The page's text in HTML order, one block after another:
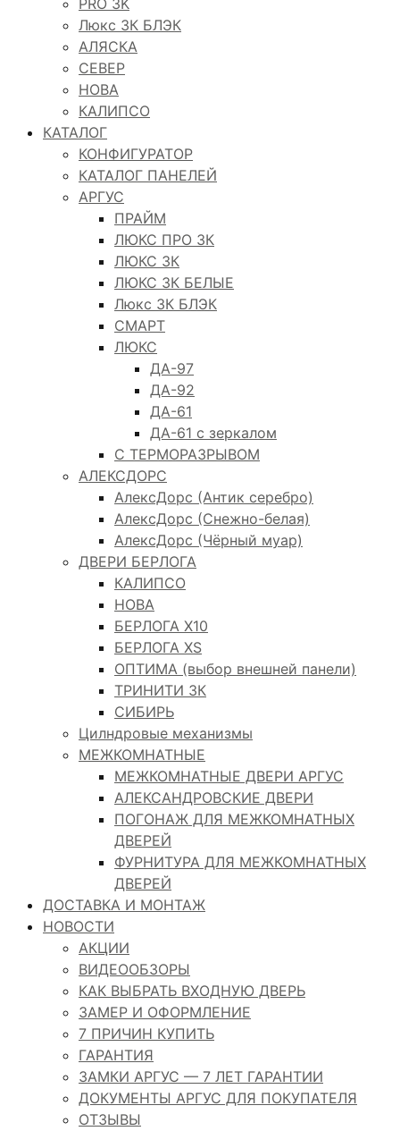
PRO 3K
Люкс 3К БЛЭК
АЛЯСКА
СЕВЕР
НОВА
КАЛИПСО
КАТАЛОГ
КОНФИГУРАТОР
КАТАЛОГ ПАНЕЛЕЙ
АРГУС
ПРАЙМ
ЛЮКС ПРО 3К
ЛЮКС 3К
ЛЮКС 3К БЕЛЫЕ
Люкс 3К БЛЭК
СМАРТ
ЛЮКС
ДА-97
ДА-92
ДА-61
ДА-61 с зеркалом
С ТЕРМОРАЗРЫВОМ
АЛЕКСДОРС
АлексДорс (Антик серебро)
АлексДорс (Снежно-белая)
АлексДорс (Чёрный муар)
ДВЕРИ БЕРЛОГА
КАЛИПСО
НОВА
БЕРЛОГА Х10
БЕРЛОГА XS
ОПТИМА (выбор внешней панели)
ТРИНИТИ 3К
СИБИРЬ
Цилндровые механизмы
МЕЖКОМНАТНЫЕ
МЕЖКОМНАТНЫЕ ДВЕРИ АРГУС
АЛЕКСАНДРОВСКИЕ ДВЕРИ
ПОГОНАЖ ДЛЯ МЕЖКОМНАТНЫХ
ДВЕРЕЙ
ФУРНИТУРА ДЛЯ МЕЖКОМНАТНЫХ
ДВЕРЕЙ
ДОСТАВКА И МОНТАЖ
НОВОСТИ
АКЦИИ
ВИДЕООБЗОРЫ
КАК ВЫБРАТЬ ВХОДНУЮ ДВЕРЬ
ЗАМЕР И ОФОРМЛЕНИЕ
7 ПРИЧИН КУПИТЬ
ГАРАНТИЯ
ЗАМКИ АРГУС — 7 ЛЕТ ГАРАНТИИ
ДОКУМЕНТЫ АРГУС ДЛЯ ПОКУПАТЕЛЯ
ОТЗЫВЫ